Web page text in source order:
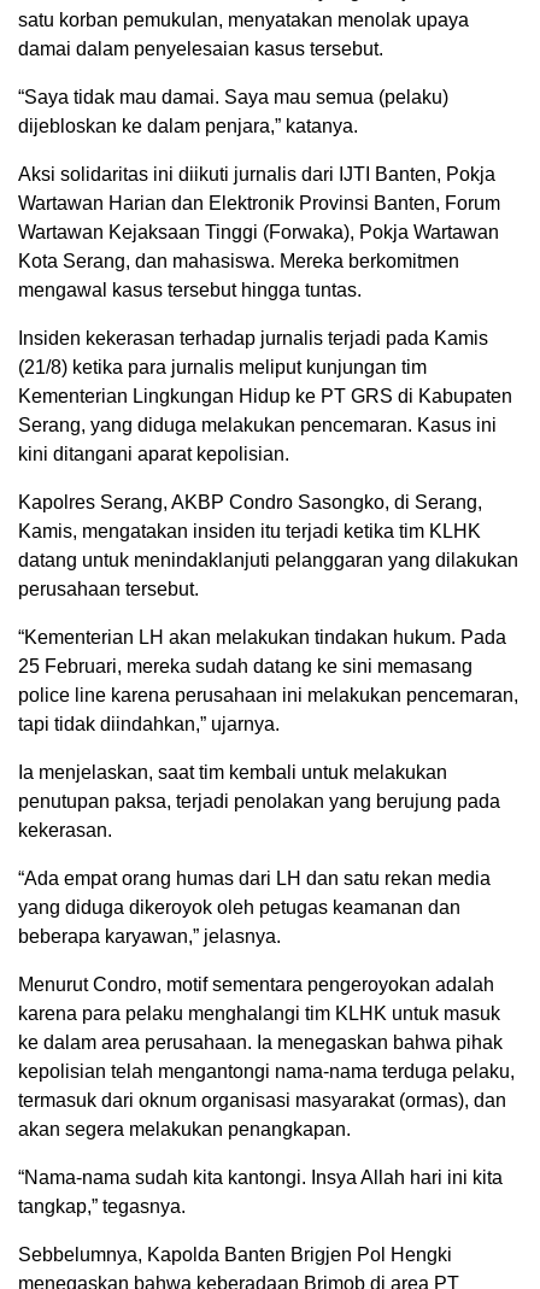
satu korban pemukulan, menyatakan menolak upaya
damai dalam penyelesaian kasus tersebut.
“Saya tidak mau damai. Saya mau semua (pelaku)
dijebloskan ke dalam penjara,” katanya.
Aksi solidaritas ini diikuti jurnalis dari IJTI Banten, Pokja
Wartawan Harian dan Elektronik Provinsi Banten, Forum
Wartawan Kejaksaan Tinggi (Forwaka), Pokja Wartawan
Kota Serang, dan mahasiswa. Mereka berkomitmen
mengawal kasus tersebut hingga tuntas.
Insiden kekerasan terhadap jurnalis terjadi pada Kamis
(21/8) ketika para jurnalis meliput kunjungan tim
Kementerian Lingkungan Hidup ke PT GRS di Kabupaten
Serang, yang diduga melakukan pencemaran. Kasus ini
kini ditangani aparat kepolisian.
Kapolres Serang, AKBP Condro Sasongko, di Serang,
Kamis, mengatakan insiden itu terjadi ketika tim KLHK
datang untuk menindaklanjuti pelanggaran yang dilakukan
perusahaan tersebut.
“Kementerian LH akan melakukan tindakan hukum. Pada
25 Februari, mereka sudah datang ke sini memasang
police line karena perusahaan ini melakukan pencemaran,
tapi tidak diindahkan,” ujarnya.
Ia menjelaskan, saat tim kembali untuk melakukan
penutupan paksa, terjadi penolakan yang berujung pada
kekerasan.
“Ada empat orang humas dari LH dan satu rekan media
yang diduga dikeroyok oleh petugas keamanan dan
beberapa karyawan,” jelasnya.
Menurut Condro, motif sementara pengeroyokan adalah
karena para pelaku menghalangi tim KLHK untuk masuk
ke dalam area perusahaan. Ia menegaskan bahwa pihak
kepolisian telah mengantongi nama-nama terduga pelaku,
termasuk dari oknum organisasi masyarakat (ormas), dan
akan segera melakukan penangkapan.
“Nama-nama sudah kita kantongi. Insya Allah hari ini kita
tangkap,” tegasnya.
Sebbelumnya, Kapolda Banten Brigjen Pol Hengki
menegaskan bahwa keberadaan Brimob di area PT